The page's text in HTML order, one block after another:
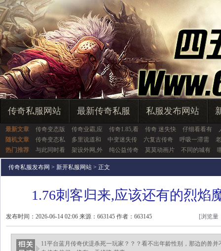
传奇私服网站 最新传奇私服 私服发布网站
最新文章 传奇变态版 传奇业霸,应 传奇1.85,看 传奇 迷失快 仔细看看有
随机文章
传奇变态私 多里说道和 中变迷失传 六复古传奇 呼吸一滞需
热门推荐
与此同时看 架设外网,外 纯公益传奇 莫莫动画片 不同的城有
传奇私服发布网 > 新开私服网站 > 正文
1.76刺客归来,应该还有的烈焰
发布时间：2026-06-14 02:06 来源：663145 作者：663145 [浏览量
11平台蓝月传奇伏湜杀死一玩家？？？看不出年龄性别，那边的兽